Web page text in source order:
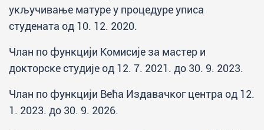
укључивање матуре у процедуре уписа
студената од 10. 12. 2020.
Члан по функцији Комисије за мастер и
докторске студије од 12. 7. 2021. до 30. 9. 2023.
Члан по функцији Већа Издавачког центра од 12.
1. 2023. до 30. 9. 2026.